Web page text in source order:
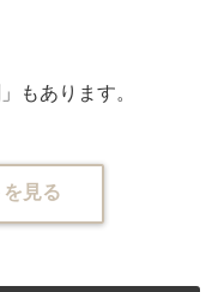
もあります。
見る